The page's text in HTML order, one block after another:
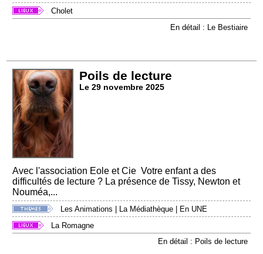
Cholet
En détail : Le Bestiaire
Poils de lecture
Le 29 novembre 2025
Avec l'association Eole et Cie Votre enfant a des
difficultés de lecture ? La présence de Tissy, Newton et
Nouméa,...
Les Animations La Médiathèque
En UNE
La Romagne
En détail : Poils de lecture